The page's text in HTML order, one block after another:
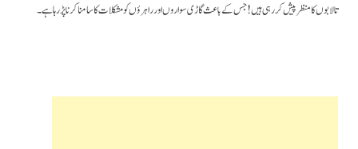
تالابوں کا منظر پیش کررہی ہیں! جس کے باعث گاڑی سواروں اور راہرؤں کو مشکلات کا سامنا کرنا پڑ رہا ہے۔